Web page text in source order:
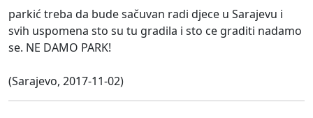
parkić treba da bude sačuvan radi djece u Sarajevu i
svih uspomena sto su tu gradila i sto ce graditi nadamo
se. NE DAMO PARK!
(Sarajevo, 2017-11-02)